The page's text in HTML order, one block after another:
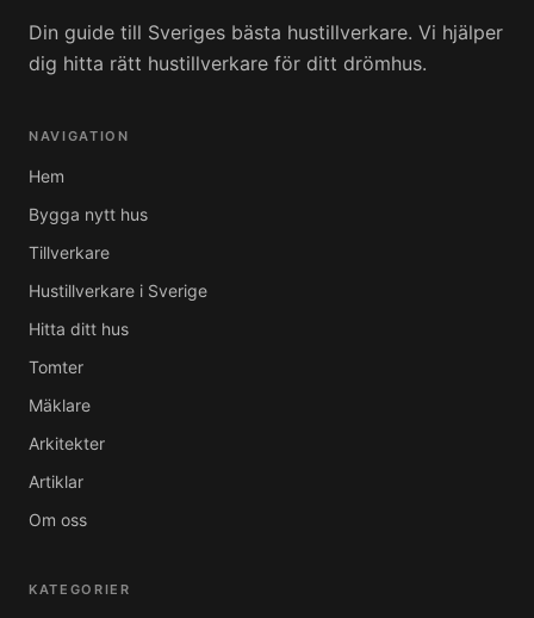
Din guide till Sveriges bästa hustillverkare. Vi hjälper
dig hitta rätt hustillverkare för ditt drömhus.
NAVIGATION
Hem
Bygga nytt hus
Tillverkare
Hustillverkare i Sverige
Hitta ditt hus
Tomter
Mäklare
Arkitekter
Artiklar
Om oss
KATEGORIER